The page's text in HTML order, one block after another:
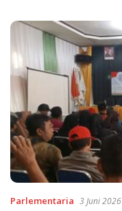
Parlementaria 3 Juni 2026